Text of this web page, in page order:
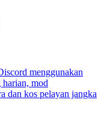
menggunakan
harian, mod
dan kos pelayan jangka